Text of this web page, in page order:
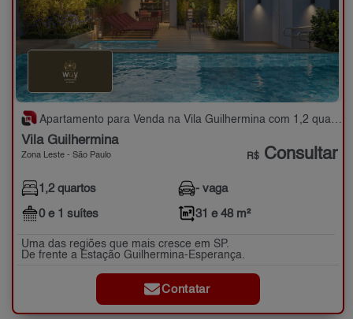
Apartamento para Venda na Vila Guilhermina com 1,2 quartos - 31 e 48 m²
Vila Guilhermina
Zona Leste - São Paulo R$ Consultar
1,2 quartos
0 e 1 suítes
- vaga
31 e 48 m²
Uma das regiões que mais cresce em SP.
De frente a Estação Guilhermina-Esperança.
Contatar